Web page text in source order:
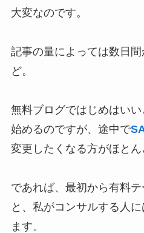
大変なのです。
記事の量によっては数日
ど。
無料ブログではじめはい
始めるのですが、途中で
変更したくなる方がほとん
であれば、最初から有料
と、私がコンサルする人
ます。